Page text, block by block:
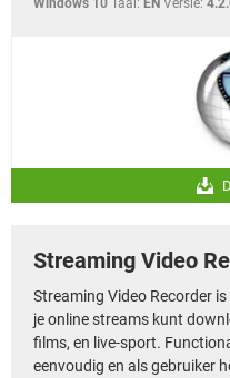
Streaming Video
Streaming Video Recorder
je online streams kunt
films, en live-sport.
eenvoudig en als gebruiker